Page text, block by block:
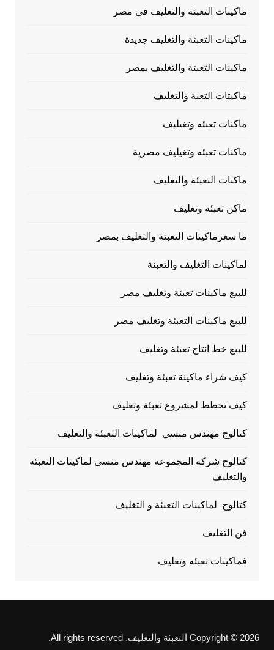
ماكينات التعبئة والتغليف في مصر
ماكينات التعبئة والتغليف جديدة
ماكينات التعبئة والتغليف بمصر
ماكيتات التعبة والتغليف
ماكنات تعبئه وتغيليف
ماكنات تعبئه وتغيليف مصرية
ماكنات التعبئة والتغليف
ماكن تعبئه وتغليف
ما سعرماكينات التعبئة والتغليف بمصر
لماكينات التغليف والتعبئة
للبيع ماكينات تعبئة وتغليف مصر
للبيع ماكينات التعبئة وتغليف مصر
للبيع خط انتاج تعبئة وتغليف
كيف شراء ماكينة تعبئة وتغليف
كيف تخطط لمشروع تعبئة وتغليف
كتالوج مهندس منسي لماكينات التعبئة والتغليف
كتالوج شركه المجموعه مهندس منسي لماكينات التعبئه
والتغليف
كتالوج لماكينات التعبئة و التغليف
فن التغليف
فماكينات تعبئه وتغليف
Copyright © 2026 التعبئة والتغليف. All rights reserved.